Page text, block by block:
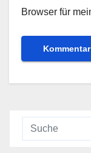
Browser für